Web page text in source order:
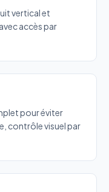
vertical et
accès par
pour éviter
contrôle visuel par